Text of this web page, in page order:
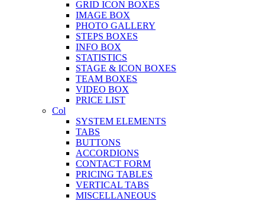
GRID ICON BOXES
IMAGE BOX
PHOTO GALLERY
STEPS BOXES
INFO BOX
STATISTICS
STAGE & ICON BOXES
TEAM BOXES
VIDEO BOX
PRICE LIST
Col
SYSTEM ELEMENTS
TABS
BUTTONS
ACCORDIONS
CONTACT FORM
PRICING TABLES
VERTICAL TABS
MISCELLANEOUS